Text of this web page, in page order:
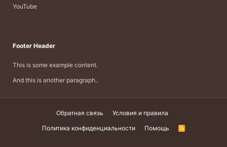
YouTube
Footer Header
This is some example content.
And this is another paragraph..
Обратная связь
Условия и правила
Политика конфиденциальности
Помощь
R